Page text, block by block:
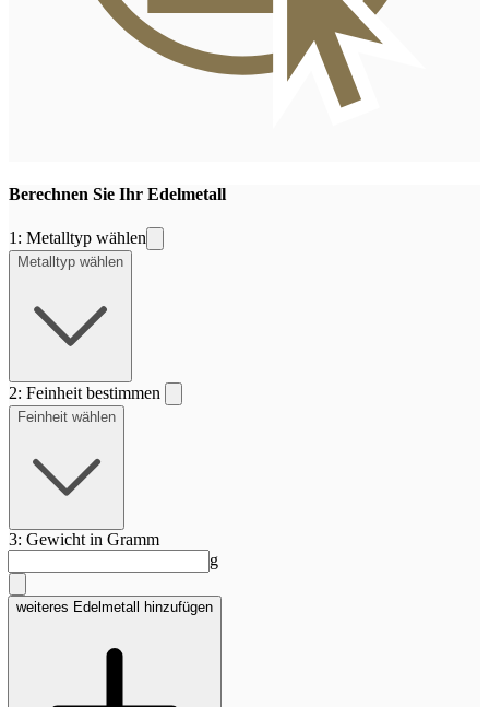
Berechnen Sie Ihr Edelmetall
1: Metalltyp wählen
Metalltyp wählen
2: Feinheit bestimmen
Feinheit wählen
3: Gewicht in Gramm
g
weiteres Edelmetall hinzufügen